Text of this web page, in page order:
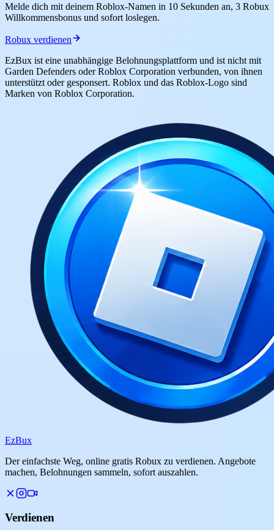
Melde dich mit deinem Roblox-Namen in 10 Sekunden an, 3 Robux
Willkommensbonus und sofort loslegen.
Robux verdienen
EzBux ist eine unabhängige Belohnungsplattform und ist nicht mit
Garden Defenders oder Roblox Corporation verbunden, von ihnen
unterstützt oder gesponsert. Roblox und das Roblox-Logo sind
Marken von Roblox Corporation.
EzBux
Der einfachste Weg, online gratis Robux zu verdienen. Angebote
machen, Belohnungen sammeln, sofort auszahlen.
Verdienen